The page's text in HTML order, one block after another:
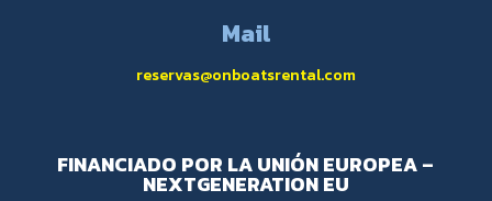
Mail
reservas@onboatsrental.com
FINANCIADO POR LA UNIÓN EUROPEA –
NEXTGENERATION EU